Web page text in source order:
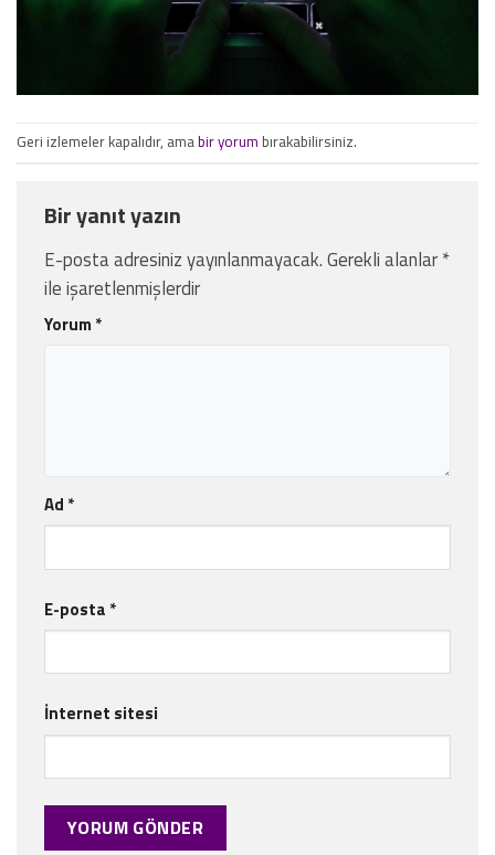
Geri izlemeler kapalıdır, amabir yorum bırakabilirsiniz.
Bir yanıt yazın
E-posta adresiniz yayınlanmayacak.Gerekli alanlar*
ile işaretlenmişlerdir
Yorum *
Ad *
E-posta *
İnternet sitesi